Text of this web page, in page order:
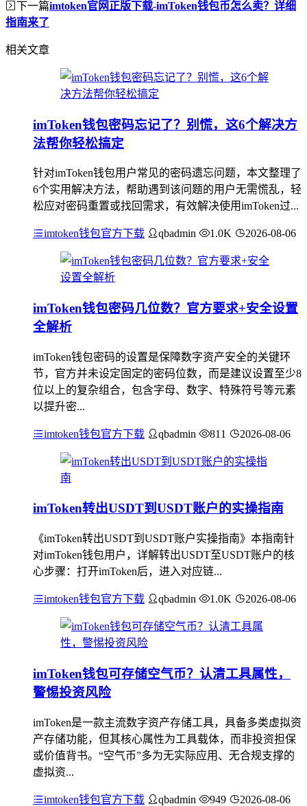
下一篇imtoken官网正版下载-imToken钱包币怎么卖？详细
指南来了
相关文章
imToken钱包密码忘记了？别慌，这6个解决方
法帮你轻松搞定
针对imToken钱包用户常见的密码遗忘问题，本文整理了
6个实用解决方法，帮助遇到该问题的用户无需慌乱，轻
松应对密码重置或找回需求，有效解决使用imToken过...
imtoken钱包官方下载 qbadmin 1.0K 2026-08-06
imToken钱包密码几位数？官方要求+安全设置
全解析
imToken钱包密码的设置是保障数字资产安全的关键环
节，官方并未设定固定的密码位数，而是建议设置至少8
位以上的复杂组合，包含字母、数字、特殊符号等元素
以提升密...
imtoken钱包官方下载 qbadmin 811 2026-08-06
imToken转出USDT到USDT账户的实操指南
《imToken转出USDT到USDT账户实操指南》本指南针
对imToken钱包用户，详解转出USDT至USDT账户的核
心步骤：打开imToken后，进入对应链...
imtoken钱包官方下载 qbadmin 1.0K 2026-08-06
imToken钱包可存储空气币？认清工具属性，
警惕投资风险
imToken是一款主流数字资产存储工具，具备多类虚拟资
产存储功能，但其核心属性为工具载体，而非投资担保
或价值背书。“空气币”多为无实际应用、无合规支撑的
虚拟资...
imtoken钱包官方下载 qbadmin 949 2026-08-06